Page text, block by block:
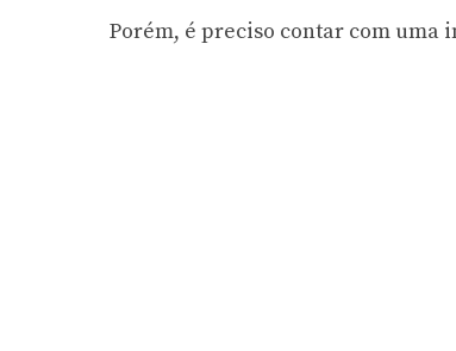
Porém, é preciso contar com uma